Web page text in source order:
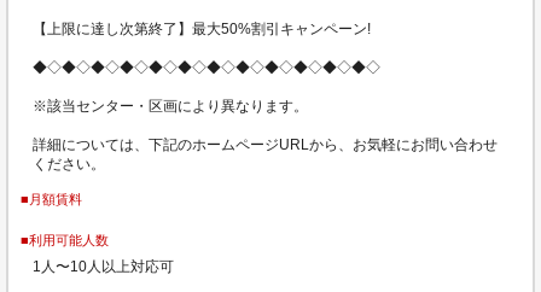
【上限に達し次第終了】最大50%割引キャンペーン!
◆◇◆◇◆◇◆◇◆◇◆◇◆◇◆◇◆◇◆◇◆◇◆◇
※該当センター・区画により異なります。
詳細については、下記のホームページURLから、お気軽にお問い合わせ
ください。
■月額賃料
■利用可能人数
1人〜10人以上対応可